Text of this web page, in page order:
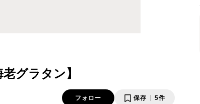
グラタン】
フォロー 保存 5件